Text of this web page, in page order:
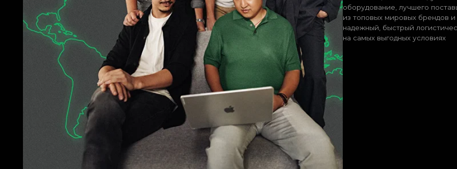
Наши преимущества
Заключая партнерские отношения с нашей компанией, вы попадаете в руки специалистов
с профильным образованием и опытом работы в горнодобывающей отрасли.